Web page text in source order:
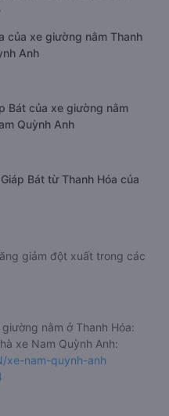
của xe giường nằm Thanh
Anh
Bát của xe giường nằm
Quỳnh Anh
Bát từ Thanh Hóa của
giảm đột xuất trong các
nằm ở Thanh Hóa:
xe Nam Quỳnh Anh:
xe-nam-quynh-anh